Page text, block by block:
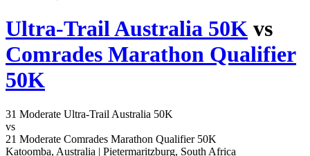
Ultra-Trail Australia 50K vs
Comrades Marathon Qualifier
50K
31 Moderate Ultra-Trail Australia 50K
vs
21 Moderate Comrades Marathon Qualifier 50K
Katoomba, Australia | Pietermaritzburg, South Africa